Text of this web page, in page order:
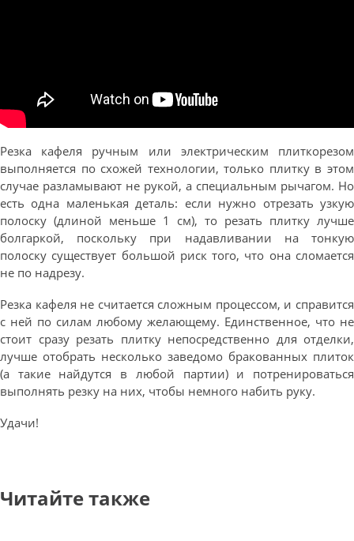
Резка кафеля ручным или электрическим плиткорезом
выполняется по схожей технологии, только плитку в этом
случае разламывают не рукой, а специальным рычагом. Но
есть одна маленькая деталь: если нужно отрезать узкую
полоску (длиной меньше 1 см), то резать плитку лучше
болгаркой, поскольку при надавливании на тонкую
полоску существует большой риск того, что она сломается
не по надрезу.
Резка кафеля не считается сложным процессом, и справится
с ней по силам любому желающему. Единственное, что не
стоит сразу резать плитку непосредственно для отделки,
лучше отобрать несколько заведомо бракованных плиток
(а такие найдутся в любой партии) и потренироваться
выполнять резку на них, чтобы немного набить руку.
Удачи!
Читайте также